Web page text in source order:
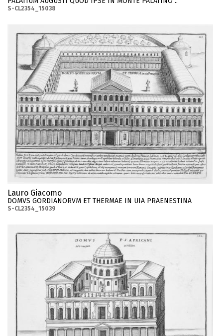
S-CL2354_15038
Lauro Giacomo
DOMVS GORDIANORVM ET THERMAE IN UIA PRAENESTINA
S-CL2354_15039